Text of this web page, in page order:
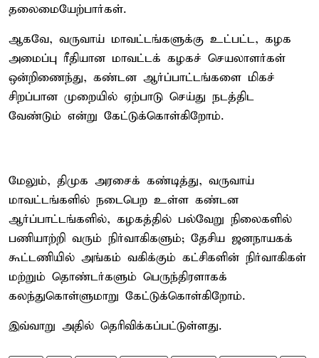
தலைமையேற்பார்கள்.
ஆகவே, வருவாய் மாவட்டங்களுக்கு உட்பட்ட, கழக
அமைப்பு ரீதியான மாவட்டக் கழகச் செயலாளர்கள்
ஒன்றிணைந்து, கண்டன ஆர்ப்பாட்டங்களை மிகச்
சிறப்பான முறையில் ஏற்பாடு செய்து நடத்திட
வேண்டும் என்று கேட்டுக்கொள்கிறோம்.
மேலும், திமுக அரசைக் கண்டித்து, வருவாய்
மாவட்டங்களில் நடைபெற உள்ள கண்டன
ஆர்ப்பாட்டங்களில், கழகத்தில் பல்வேறு நிலைகளில்
பணியாற்றி வரும் நிர்வாகிகளும்; தேசிய ஜனநாயகக்
கூட்டணியில் அங்கம் வகிக்கும் கட்சிகளின் நிர்வாகிகள்
மற்றும் தொண்டர்களும் பெருந்திரளாகக்
கலந்துகொள்ளுமாறு கேட்டுக்கொள்கிறோம்.
இவ்வாறு அதில் தெரிவிக்கப்பட்டுள்ளது.